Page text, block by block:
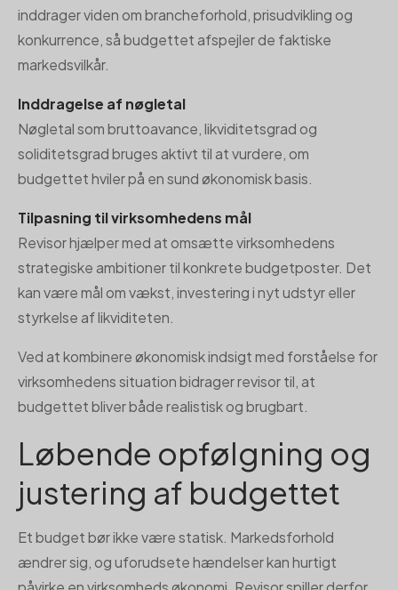
inddrager viden om brancheforhold, prisudvikling og
konkurrence, så budgettet afspejler de faktiske
markedsvilkår.
Inddragelse af nøgletal
Nøgletal som bruttoavance, likviditetsgrad og
soliditetsgrad bruges aktivt til at vurdere, om
budgettet hviler på en sund økonomisk basis.
Tilpasning til virksomhedens mål
Revisor hjælper med at omsætte virksomhedens
strategiske ambitioner til konkrete budgetposter. Det
kan være mål om vækst, investering i nyt udstyr eller
styrkelse af likviditeten.
Ved at kombinere økonomisk indsigt med forståelse for
virksomhedens situation bidrager revisor til, at
budgettet bliver både realistisk og brugbart.
Løbende opfølgning og
justering af budgettet
Et budget bør ikke være statisk. Markedsforhold
ændrer sig, og uforudsete hændelser kan hurtigt